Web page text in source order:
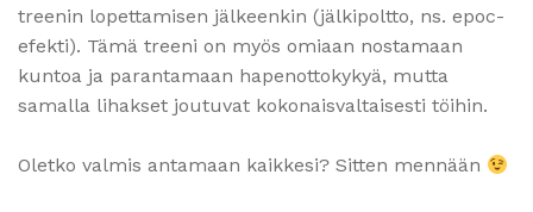
treenin lopettamisen jälkeenkin (jälkipoltto, ns. epoc-
efekti). Tämä treeni on myös omiaan nostamaan
kuntoa ja parantamaan hapenottokykyä, mutta
samalla lihakset joutuvat kokonaisvaltaisesti töihin.
Oletko valmis antamaan kaikkesi? Sitten mennään